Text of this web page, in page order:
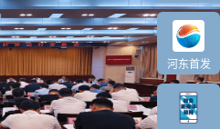
河东首发